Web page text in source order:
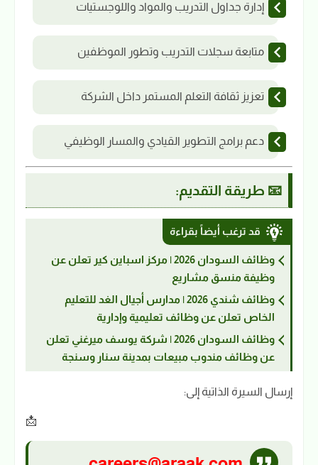
إدارة جداول التدريب والمواد واللوجستيات
متابعة سجلات التدريب وتطور الموظفين
تعزيز ثقافة التعلم المستمر داخل الشركة
دعم برامج التطوير القيادي والمسار الوظيفي
📧 طريقة التقديم:
قد ترغب أيضاً بقراءة
وظائف السودان 2026 | مركز اسباين كير تعلن عن
وظيفة منسق مشاريع
وظائف شندي 2026 | مدارس أجيال الغد للتعليم
الخاص تعلن عن وظائف تعليمية وإدارية
وظائف السودان 2026 | شركة يوسف ميرغني تعلن
عن وظائف مندوب مبيعات بمدينة سنار وسنجة
إرسال السيرة الذاتية إلى:
📩